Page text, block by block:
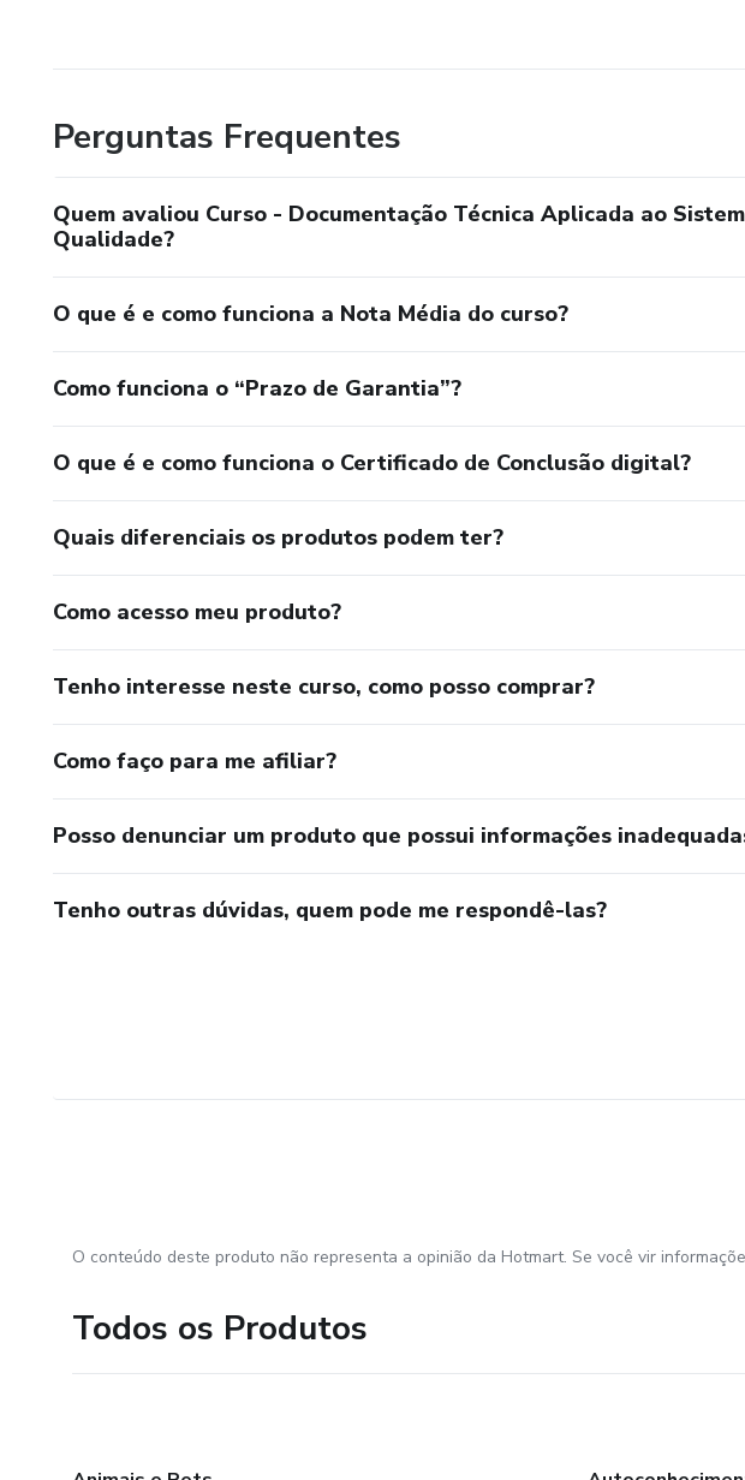
Perguntas Frequentes
Quem avaliou Curso - Documentação Técnica Aplicada ao
Qualidade?
O que é e como funciona a Nota Média do curso?
Como funciona o “Prazo de Garantia”?
O que é e como funciona o Certificado de Conclusão digital?
Quais diferenciais os produtos podem ter?
Como acesso meu produto?
Tenho interesse neste curso, como posso comprar?
Como faço para me afiliar?
Posso denunciar um produto que possui informações
Tenho outras dúvidas, quem pode me respondê-las?
O conteúdo deste produto não representa a opinião da Hotmart. Se você vir
Todos os Produtos